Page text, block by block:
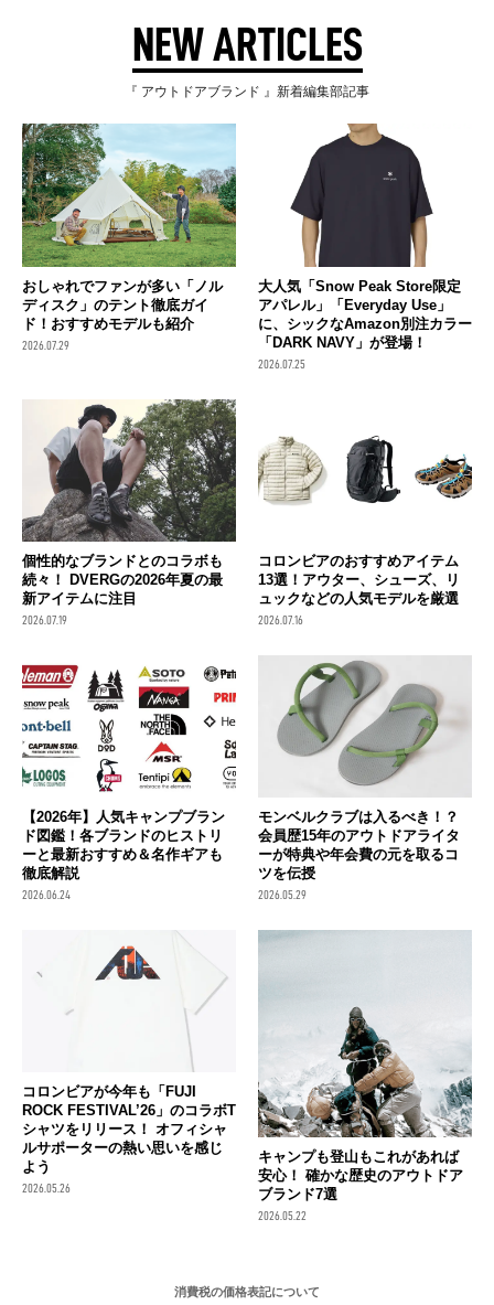
NEW ARTICLES
『 アウトドアブランド 』新着編集部記事
おしゃれでファンが多い「ノル
ディスク」のテント徹底ガイ
ド！おすすめモデルも紹介
2026.07.29
大人気「Snow Peak Store限定
アパレル」「Everyday Use」
に、シックなAmazon別注カラー
「DARK NAVY」が登場！
2026.07.25
個性的なブランドとのコラボも
続々！ DVERGの2026年夏の最
新アイテムに注目
2026.07.19
コロンビアのおすすめアイテム
13選！アウター、シューズ、リ
ュックなどの人気モデルを厳選
2026.07.16
【2026年】人気キャンプブラン
ド図鑑！各ブランドのヒストリ
ーと最新おすすめ＆名作ギアも
徹底解説
2026.06.24
モンベルクラブは入るべき！？
会員歴15年のアウトドアライタ
ーが特典や年会費の元を取るコ
ツを伝授
2026.05.29
コロンビアが今年も「FUJI
ROCK FESTIVAL’26」のコラボT
シャツをリリース！ オフィシャ
ルサポーターの熱い思いを感じ
よう
2026.05.26
キャンプも登山もこれがあれば
安心！ 確かな歴史のアウトドア
ブランド7選
2026.05.22
消費税の価格表記について